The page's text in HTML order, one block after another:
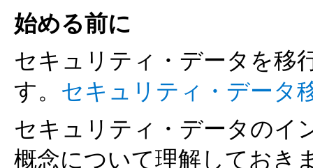
始める前に
セキュリティ・データを移
す。 セキュリティ・データ
セキュリティ・データのイ
概念について理解しておき